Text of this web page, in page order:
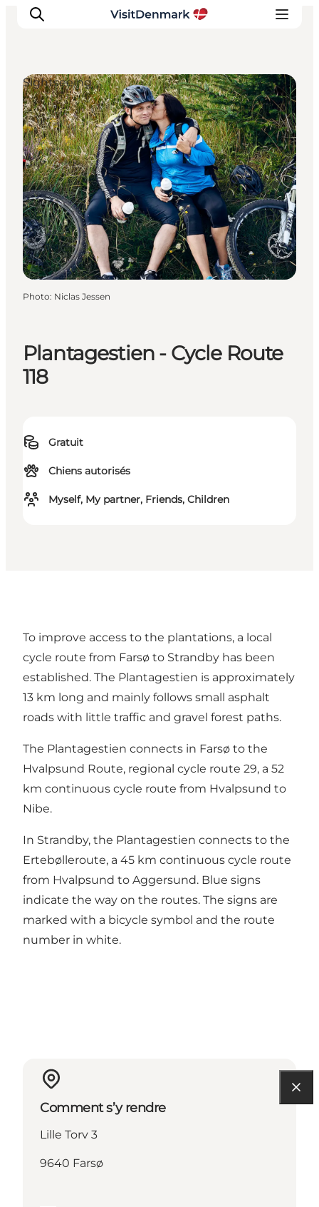
Inspirations
Destinations
Quoi faire
Hébergements
Planifiez votre voyage
Plantagestien - Cycle Route
118
Gratuit
Chiens autorisés
Myself, My partner, Friends, Children
Sightseeing
Photo: Niclas Jessen
To improve access to the plantations, a local
cycle route from Farsø to Strandby has been
established. The Plantagestien is approximately
13 km long and mainly follows small asphalt
roads with little traffic and gravel forest paths.
The Plantagestien connects in Farsø to the
Hvalpsund Route, regional cycle route 29, a 52
km continuous cycle route from Hvalpsund to
Nibe.
In Strandby, the Plantagestien connects to the
Ertebølleroute, a 45 km continuous cycle route
from Hvalpsund to Aggersund. Blue signs
indicate the way on the routes. The signs are
marked with a bicycle symbol and the route
number in white.
Comment s’y rendre
Lille Torv 3
9640 Farsø